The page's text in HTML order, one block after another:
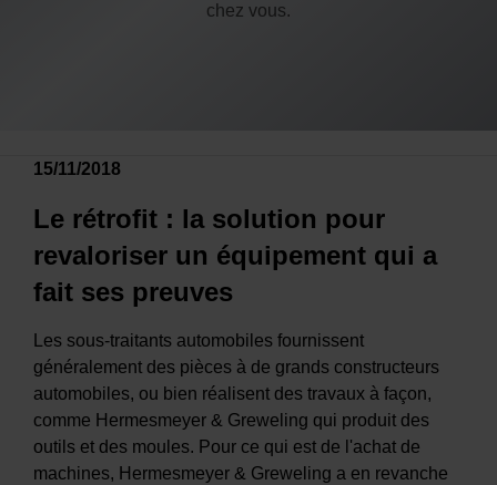
chez vous.
15/11/2018
Le rétrofit : la solution pour
revaloriser un équipement qui a
fait ses preuves
Les sous-traitants automobiles fournissent
généralement des pièces à de grands constructeurs
automobiles, ou bien réalisent des travaux à façon,
comme Hermesmeyer & Greweling qui produit des
outils et des moules. Pour ce qui est de l'achat de
machines, Hermesmeyer & Greweling a en revanche